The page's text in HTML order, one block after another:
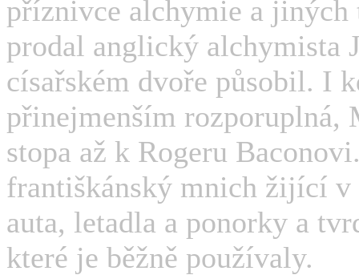
příznivce alchymie a
prodal anglický alchymista
císařském dvoře působil. I
přinejmenším rozporuplná,
stopa až k Rogeru
františkánský mnich žijící v
auta, letadla a ponorky a
které je běžně používaly.